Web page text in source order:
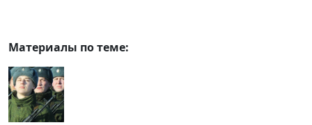
Материалы по теме: